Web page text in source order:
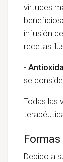
virtudes
infusión
recetas
-
se
Todas las
Debido a